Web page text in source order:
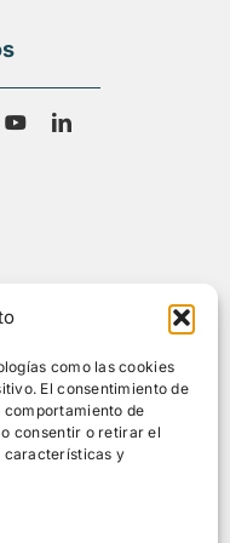
como las cookies
El consentimiento de
de
consentir o retirar el
características y